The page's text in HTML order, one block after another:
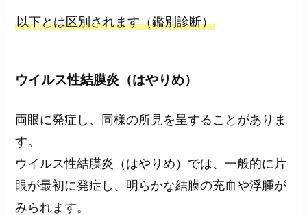
以下とは区別されます（鑑別診断）
ウイルス性結膜炎（はやりめ）
両眼に発症し、同様の所見を呈することがありま
す。
ウイルス性結膜炎（はやりめ）では、一般的に片
眼が最初に発症し、明らかな結膜の充血や浮腫が
みられます。